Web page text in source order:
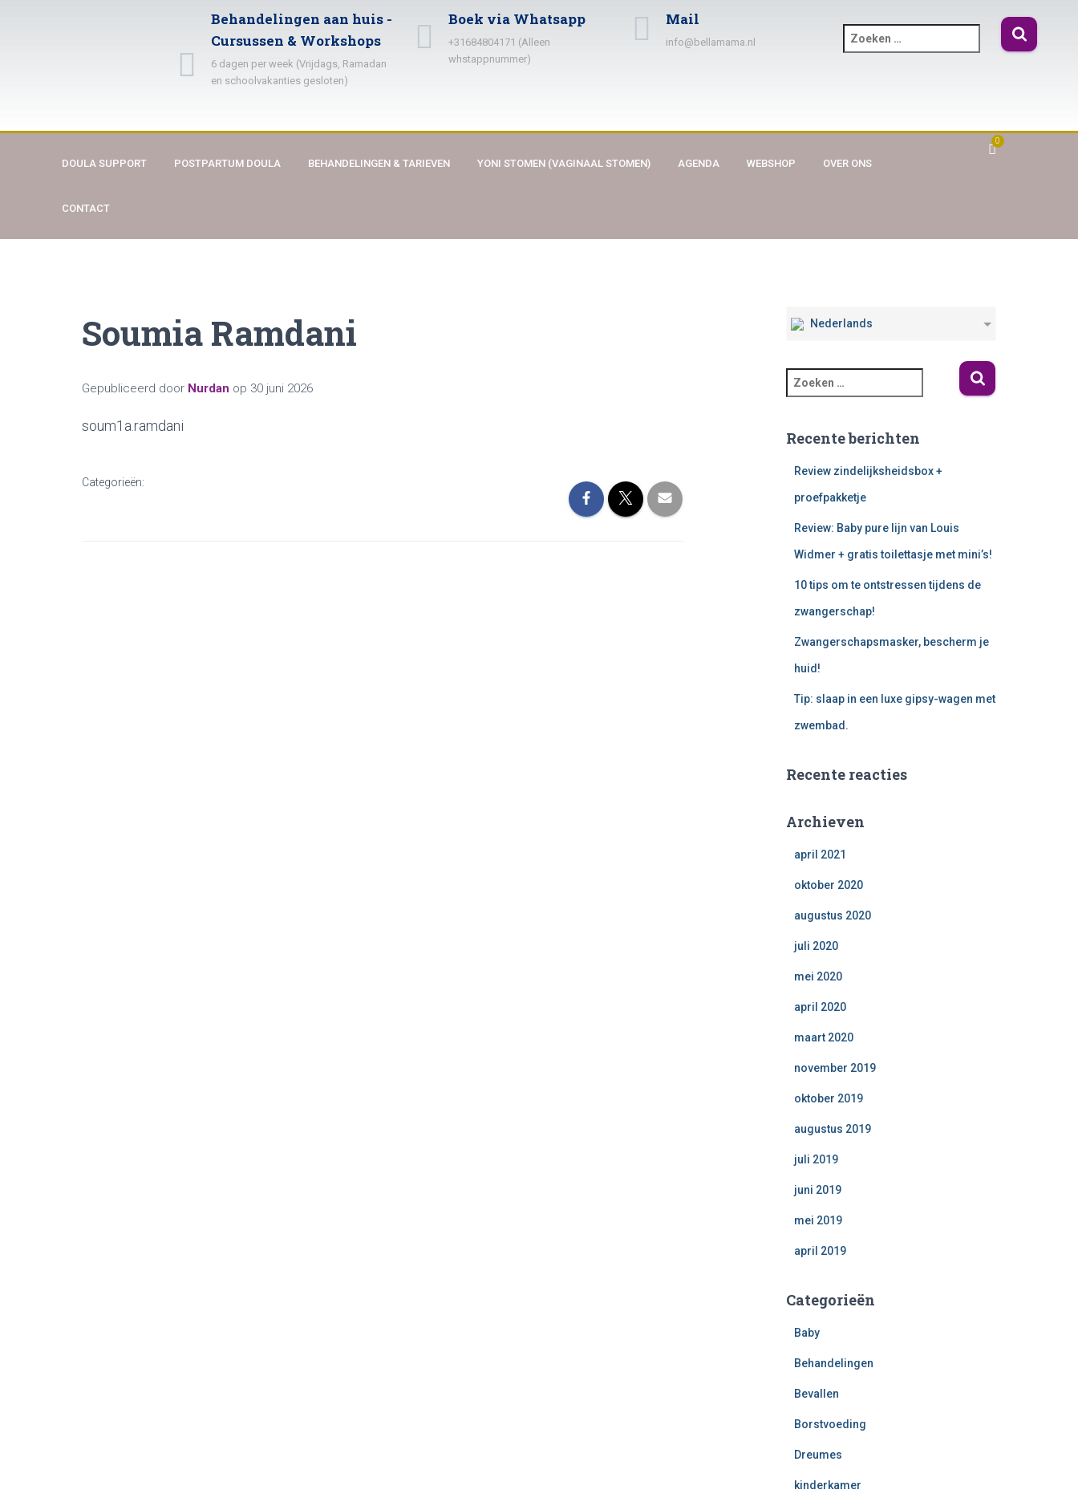
Behandelingen aan huis -
Cursussen & Workshops
6 dagen per week (Vrijdags, Ramadan
en schoolvakanties gesloten)
Boek via Whatsapp
+31684804171 (Alleen
whstappnummer)
Mail
info@bellamama.nl
DOULA SUPPORT POSTPARTUM DOULA BEHANDELINGEN & TARIEVEN YONI STOMEN (VAGINAAL STOMEN) AGENDA WEBSHOP OVER ONS
CONTACT
0
Soumia Ramdani
Gepubliceerd door Nurdan op 30 juni 2026
soum1a.ramdani
Categorieën:
Nederlands
Recente berichten
Review zindelijksheidsbox +
proefpakketje
Review: Baby pure lijn van Louis
Widmer + gratis toilettasje met mini’s!
10 tips om te ontstressen tijdens de
zwangerschap!
Zwangerschapsmasker, bescherm je
huid!
Tip: slaap in een luxe gipsy-wagen met
zwembad.
Recente reacties
Archieven
april 2021
oktober 2020
augustus 2020
juli 2020
mei 2020
april 2020
maart 2020
november 2019
oktober 2019
augustus 2019
juli 2019
juni 2019
mei 2019
april 2019
Categorieën
Baby
Behandelingen
Bevallen
Borstvoeding
Dreumes
kinderkamer